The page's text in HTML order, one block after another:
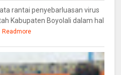
rantai penyebarluasan virus
Kabupaten Boyolali dalam hal
Readmore